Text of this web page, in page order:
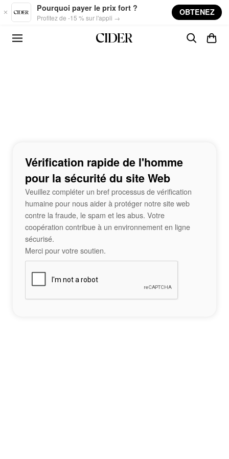
Skip to main content
Pourquoi payer le prix fort ?
Profitez de -15 % sur l'appli →
OBTENEZ
Vérification rapide de l'homme
pour la sécurité du site Web
Veuillez compléter un bref processus de vérification
humaine pour nous aider à protéger notre site web
contre la fraude, le spam et les abus. Votre
coopération contribue à un environnement en ligne
sécurisé.
Merci pour votre soutien.